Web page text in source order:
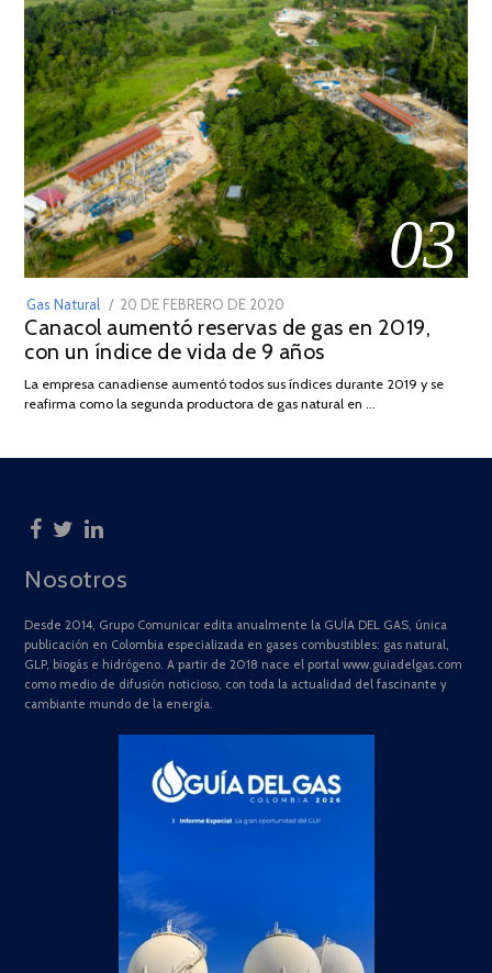
03
Gas Natural
POSTED
ON
20 DE FEBRERO DE 2020
DE
JULIO
2025
Canacol aumentó reservas de gas en 2019,
con un índice de vida de 9 años
La empresa canadiense aumentó todos sus índices durante 2019 y se
reafirma como la segunda productora de gas natural en …
Nosotros
Desde 2014, Grupo Comunicar edita anualmente la GUÍA DEL GAS, única
publicación en Colombia especializada en gases combustibles: gas natural,
GLP, biogás e hidrógeno. A partir de 2018 nace el portal www.guiadelgas.com
como medio de difusión noticioso, con toda la actualidad del fascinante y
cambiante mundo de la energía.